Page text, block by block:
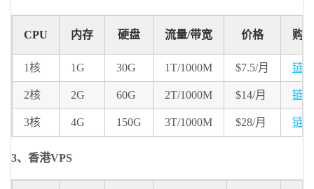
CPU 内存 硬盘 流量/带宽 价格 购买
1核 1G 30G 1T/1000M $7.5/月 链接
2核 2G 60G 2T/1000M $14/月 链接
3核 4G 150G 3T/1000M $28/月 链接
3、香港VPS